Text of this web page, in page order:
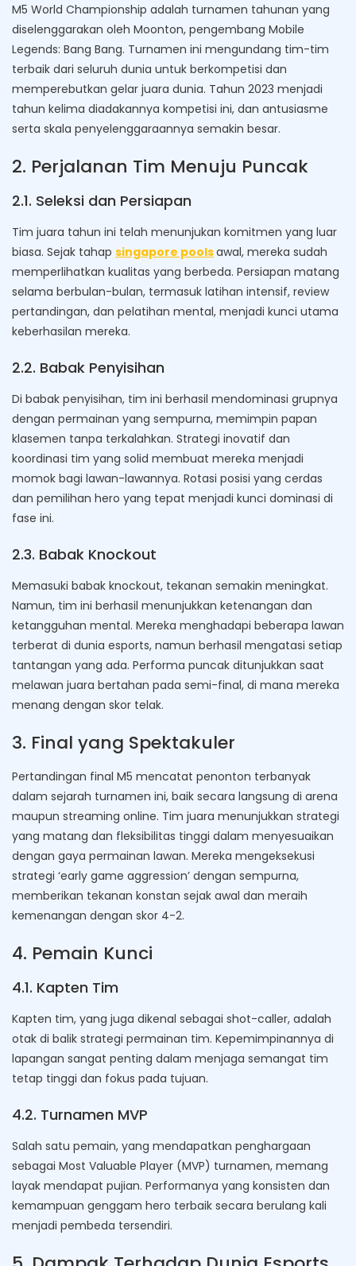
M5 World Championship adalah turnamen tahunan yang
diselenggarakan oleh Moonton, pengembang Mobile
Legends: Bang Bang. Turnamen ini mengundang tim-tim
terbaik dari seluruh dunia untuk berkompetisi dan
memperebutkan gelar juara dunia. Tahun 2023 menjadi
tahun kelima diadakannya kompetisi ini, dan antusiasme
serta skala penyelenggaraannya semakin besar.
2. Perjalanan Tim Menuju Puncak
2.1. Seleksi dan Persiapan
Tim juara tahun ini telah menunjukan komitmen yang luar
biasa. Sejak tahap singapore poolsawal, mereka sudah
memperlihatkan kualitas yang berbeda. Persiapan matang
selama berbulan-bulan, termasuk latihan intensif, review
pertandingan, dan pelatihan mental, menjadi kunci utama
keberhasilan mereka.
2.2. Babak Penyisihan
Di babak penyisihan, tim ini berhasil mendominasi grupnya
dengan permainan yang sempurna, memimpin papan
klasemen tanpa terkalahkan. Strategi inovatif dan
koordinasi tim yang solid membuat mereka menjadi
momok bagi lawan-lawannya. Rotasi posisi yang cerdas
dan pemilihan hero yang tepat menjadi kunci dominasi di
fase ini.
2.3. Babak Knockout
Memasuki babak knockout, tekanan semakin meningkat.
Namun, tim ini berhasil menunjukkan ketenangan dan
ketangguhan mental. Mereka menghadapi beberapa lawan
terberat di dunia esports, namun berhasil mengatasi setiap
tantangan yang ada. Performa puncak ditunjukkan saat
melawan juara bertahan pada semi-final, di mana mereka
menang dengan skor telak.
3. Final yang Spektakuler
Pertandingan final M5 mencatat penonton terbanyak
dalam sejarah turnamen ini, baik secara langsung di arena
maupun streaming online. Tim juara menunjukkan strategi
yang matang dan fleksibilitas tinggi dalam menyesuaikan
dengan gaya permainan lawan. Mereka mengeksekusi
strategi ‘early game aggression’ dengan sempurna,
memberikan tekanan konstan sejak awal dan meraih
kemenangan dengan skor 4-2.
4. Pemain Kunci
4.1. Kapten Tim
Kapten tim, yang juga dikenal sebagai shot-caller, adalah
otak di balik strategi permainan tim. Kepemimpinannya di
lapangan sangat penting dalam menjaga semangat tim
tetap tinggi dan fokus pada tujuan.
4.2. Turnamen MVP
Salah satu pemain, yang mendapatkan penghargaan
sebagai Most Valuable Player (MVP) turnamen, memang
layak mendapat pujian. Performanya yang konsisten dan
kemampuan genggam hero terbaik secara berulang kali
menjadi pembeda tersendiri.